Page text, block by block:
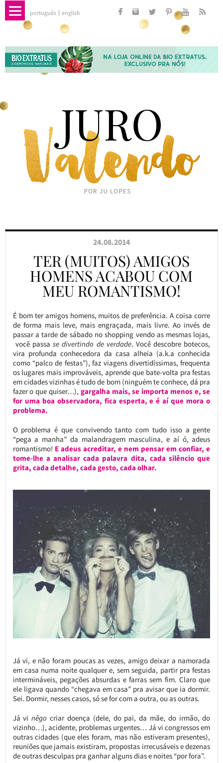
português english
24.08.2014
TER (MUITOS) AMIGOS
HOMENS ACABOU COM
MEU ROMANTISMO!
É bom ter amigos homens, muitos de preferência. A coisa corre
de forma mais leve, mais engraçada, mais livre. Ao invés de
passar a tarde de sábado no shopping vendo as mesmas lojas,
você passase divertindo de verdade. Você descobre botecos,
vira profunda conhecedora da casa alheia (a.k.a conhecida
como “palco de festas”), faz viagens divertidíssimas, frequenta
os lugares mais improváveis, aprende que bate-volta pra festas
em cidades vizinhas é tudo de bom (ninguém te conhece, dá pra
fazer o que quiser…), gargalha mais, se importa menos e, se
for uma boa observadora, fica esperta, e é aí que mora o
problema.
O problema é que convivendo tanto com tudo isso a gente
“pega a manha” da malandragem masculina, e aí ó, adeus
romantismo! E adeus acreditar, e nem pensar em confiar, e
tome-lhe a analisar cada palavra dita, cada silêncio que
grita, cada detalhe, cada gesto, cada olhar.
Já vi, e não foram poucas as vezes, amigo deixar a namorada
em casa numa noite qualquer e, sem seguida, partir pra festas
intermináveis, pegações absurdas e farras sem fim. Claro que
ele ligava quando “chegava em casa” pra avisar que ia dormir.
Sei. Dormir, nesses casos, só se for com a outra, ou as outras.
Já vi nêgo criar doença (dele, do pai, da mãe, do irmão, do
vizinho…), acidente, problemas urgentes… Já vi congressos em
outras cidades (que eles foram, mas não estiveram presentes),
reuniões que jamais existiram, propostas irrecusáveis e dezenas
de outras desculpas pra ganhar alguns dias e noites “por fora”.